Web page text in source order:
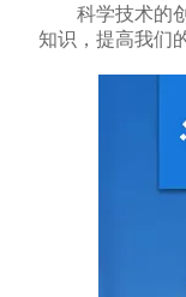
科学技术的创
知识，提高我们